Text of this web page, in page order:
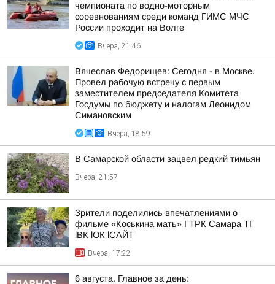
чемпионата по водно-моторным
соревнованиям среди команд ГИМС МЧС
России проходит на Волге
Вчера, 21:46
Вячеслав Федорищев: Сегодня - в Москве.
Провел рабочую встречу с первым
заместителем председателя Комитета
Госдумы по бюджету и налогам Леонидом
Симановским
Вчера, 18:59
В Самарской области зацвел редкий тимьян
Вчера, 21:57
Зрители поделились впечатлениями о
фильме «Коськина мать» ГТРК Самара ТГ
lВК lОК lСАЙТ
Вчера, 17:22
6 августа. Главное за день: